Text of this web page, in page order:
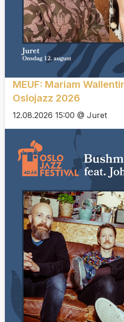
MEUF: Mariam
Oslojazz 2026
12.08.2026 15:00 @ Juret